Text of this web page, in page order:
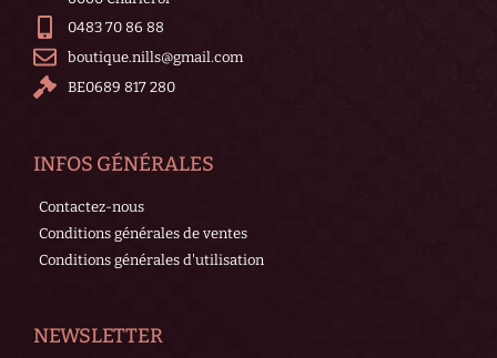
0483 70 86 88
boutique.nills@gmail.com
BE0689 817 280
INFOS GÉNÉRALES
Contactez-nous
Conditions générales de ventes
Conditions générales d'utilisation
NEWSLETTER